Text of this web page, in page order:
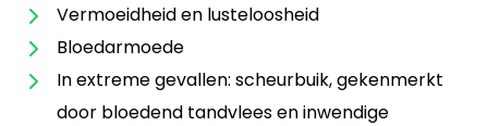
Vermoeidheid en lusteloosheid
Bloedarmoede
In extreme gevallen: scheurbuik, gekenmerkt
door bloedend tandvlees en inwendige